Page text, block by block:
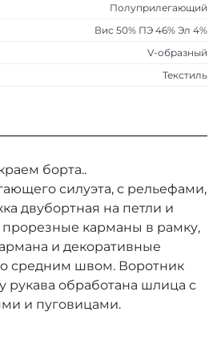
Полуприлегающий
Вис 50% ПЭ 46% Эл 4%
V-образный
Текстиль
борта..
силуэта, с рельефами,
двубортная на петли и
карманы в рамку,
и декоративные
средним швом. Воротник
рукава обработана шлица с
и пуговицами.